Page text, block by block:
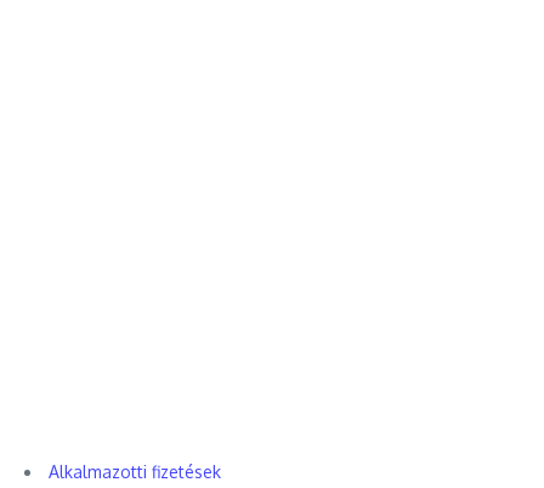
Alkalmazotti fizetések